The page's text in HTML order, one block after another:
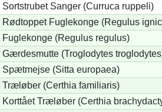
Sortstrubet Sanger (Curruca ruppeli)
Rødtoppet Fuglekonge (Regulus
Fuglekonge (Regulus regulus)
Gærdesmutte (Troglodytes
Spætmejse (Sitta europaea)
Træløber (Certhia familiaris)
Korttået Træløber (Certhia